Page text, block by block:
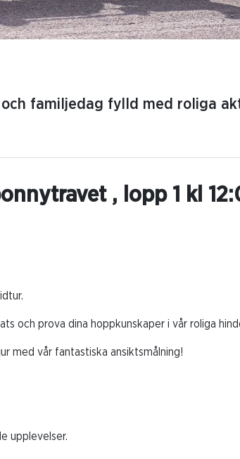
familjedag fylld med roliga
, lopp 1 kl
och prova dina hoppkunskaper i vår roliga
med vår fantastiska ansiktsmålning!
upplevelser.